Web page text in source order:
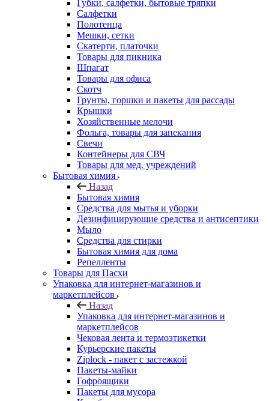
Губки, салфетки, бытовые тряпки
Салфетки
Полотенца
Мешки, сетки
Скатерти, платочки
Товары для пикника
Шпагат
Товары для офиса
Скотч
Грунты, горшки и пакеты для рассады
Крышки
Хозяйственные мелочи
Фольга, товары для запекания
Свечи
Контейнеры для СВЧ
Товары для мед. учреждений
Бытовая химия
Назад
Бытовая химия
Средства для мытья и уборки
Дезинфицирующие средства и антисептики
Мыло
Средства для стирки
Бытовая химия для дома
Репелленты
Товары для Пасхи
Упаковка для интернет-магазинов и
маркетплейсов
Назад
Упаковка для интернет-магазинов и
маркетплейсов
Чековая лента и термоэтикетки
Курьерские пакеты
Ziplock - пакет с застежкой
Пакеты-майки
Гофроящики
Пакеты для мусора